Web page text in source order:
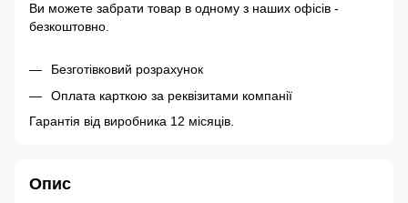
Ви можете забрати товар в одному з наших офісів -
безкоштовно.
Безготівковий розрахунок
Оплата карткою за реквізитами компанії
Гарантія від виробника 12 місяців.
Опис